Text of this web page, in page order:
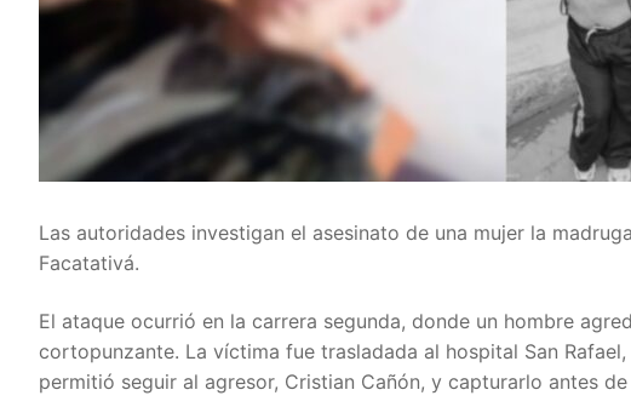
Las autoridades investigan el asesinato de una mujer la
Facatativá.
El ataque ocurrió en la carrera segunda, donde un hombre
cortopunzante. La víctima fue trasladada al hospital San
permitió seguir al agresor, Cristian Cañón, y capturarlo antes